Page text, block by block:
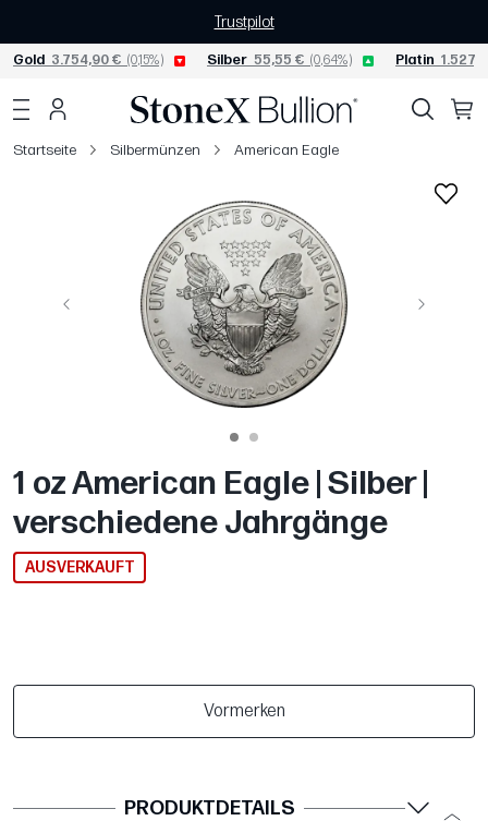
Trustpilot
Gold 3.754,90 € (0,15%) Silber 55,55 € (0,64%) Platin
Startseite Silbermünzen American Eagle
Vorige Weiter
1 oz American Eagle | Silber |
verschiedene Jahrgänge
AUSVERKAUFT
Vormerken
PRODUKTDETAILS